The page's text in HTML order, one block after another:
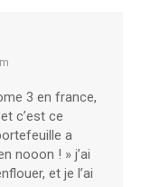
3 en france,
c’est ce
a
nooon ! » j’ai
et je l’ai